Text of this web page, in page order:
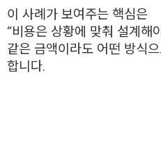
이 사례가 보여주는 핵심은
“비용은 상황에 맞춰 설계해
같은 금액이라도 어떤 방식
합니다.